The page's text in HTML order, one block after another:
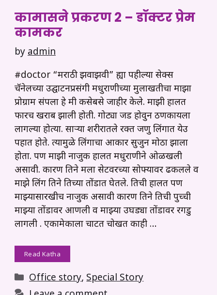
कामासने प्रकरण 2 – डॉक्टर प्रेम
कामकर
by admin
#doctor “मराठी झवाझवी” ह्या पहील्या सेक्स
चॅनेलच्या उद्घाटनप्रसंगी मधुराणीच्या मुलाखतीचा माझा
प्रोग्राम संपला हे मी कसेबसे जाहीर केले. माझी हालत
फारच खराब झाली होती. गोट्या जड होवुन ठणकायला
लागल्या होत्या. साऱ्या शरीरातले रक्त जणु लिंगात येउ
पहात होते. त्यामुळे लिंगाचा आकार सुजुन मोठा झाला
होता. पण माझी नाजुक हालत मधुराणीने ओळखली
असावी. कारण तिने मला सेटवरच्या सोफ्यावर ढकलले व
माझे लिंग तिने तिच्या तोंडात घेतले. तिची हालत पण
माझ्यासारखीच नाजुक असावी कारण तिने तिची पुच्ची
माझ्या तोंडावर आणली व माझ्या उघड्या तोंडावर रगडु
लागली . एकामेकाला चाटत चोखत काही …
Read Katha
Categories
Office story,Special Story